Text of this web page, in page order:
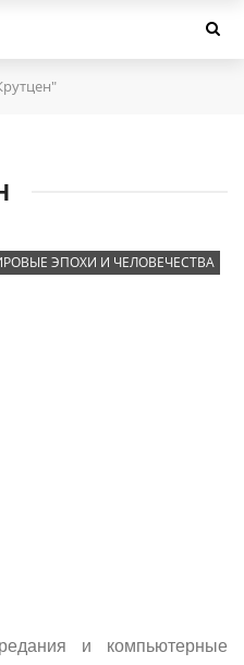
ЭПОХИ И ЧЕЛОВЕЧЕСТВА
и компьютерные